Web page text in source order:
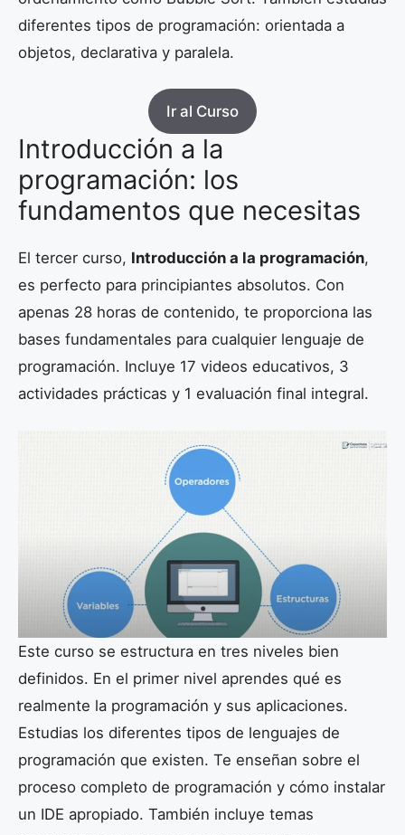
diferentes tipos de programación: orientada a
objetos, declarativa y paralela.
Ir al Curso
Introducción a la
programación: los
fundamentos que necesitas
El tercer curso, Introducción a la programación,
es perfecto para principiantes absolutos. Con
apenas 28 horas de contenido, te proporciona las
bases fundamentales para cualquier lenguaje de
programación. Incluye 17 videos educativos, 3
actividades prácticas y 1 evaluación final integral.
Este curso se estructura en tres niveles bien
definidos. En el primer nivel aprendes qué es
realmente la programación y sus aplicaciones.
Estudias los diferentes tipos de lenguajes de
programación que existen. Te enseñan sobre el
proceso completo de programación y cómo instalar
un IDE apropiado. También incluye temas